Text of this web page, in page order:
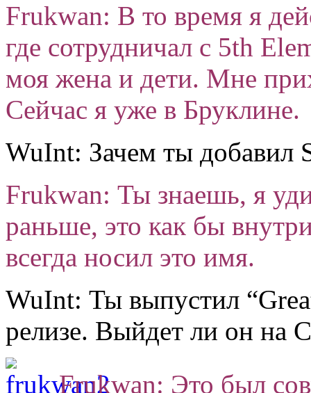
Frukwan: В то время я
где сотрудничал с 5th
моя жена и дети. Мне
Сейчас я уже в Бруклине.
WuInt: Зачем ты добавил
Frukwan: Ты знаешь, я
раньше, это как бы
всегда носил это имя.
WuInt: Ты выпустил
релизе. Выйдет ли он на
Frukwan: Это был